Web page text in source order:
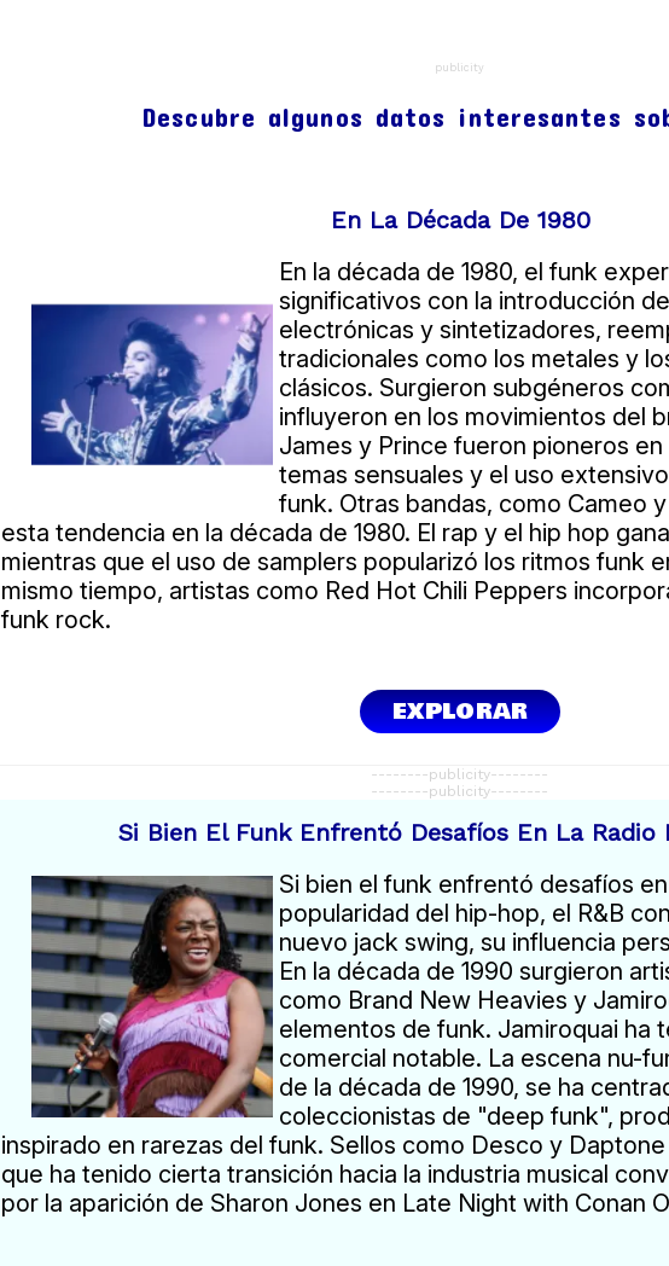
publicity
Descubre algunos datos interesantes
En La Década De 1980
En la década de 1980, el funk
significativos con la introducción
electrónicas y sintetizadores,
tradicionales como los metales y
clásicos. Surgieron subgéneros
influyeron en los movimientos del
James y Prince fueron pioneros
temas sensuales y el uso
funk. Otras bandas, como Cameo
esta tendencia en la década de 1980. El rap y el hip hop
mientras que el uso de samplers popularizó los ritmos funk
mismo tiempo, artistas como Red Hot Chili Peppers
funk rock.
EXPLORAR
--------publicity--------
--------publicity--------
Si Bien El Funk Enfrentó Desafíos En La Radio
Si bien el funk enfrentó desafíos
popularidad del hip-hop, el R&B
nuevo jack swing, su influencia
En la década de 1990 surgieron
como Brand New Heavies y
elementos de funk. Jamiroquai ha
comercial notable. La escena nu-
de la década de 1990, se ha
coleccionistas de "deep funk",
inspirado en rarezas del funk. Sellos como Desco y
que ha tenido cierta transición hacia la industria musical
por la aparición de Sharon Jones en Late Night with Conan